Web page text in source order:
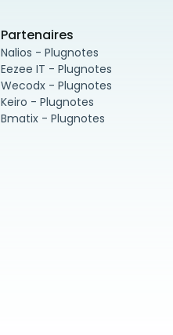
Partenaires
Nalios - Plugnotes
Eezee IT - Plugnotes
Wecodx - Plugnotes
Keiro - Plugnotes
Bmatix - Plugnotes